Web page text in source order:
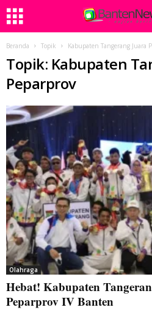
Beranda Topik Kabupaten Tangerang Juara
Topik: Kabupaten
Peparprov
Olahraga
Hebat! Kabupaten
Peparprov IV Banten